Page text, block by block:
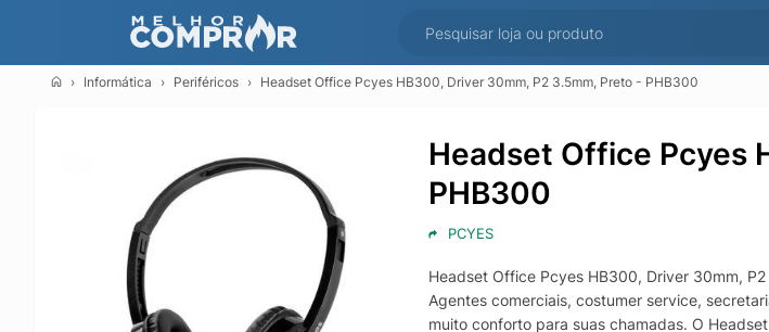
Informática Periféricos Headset Office Pcyes HB300, Driver 30mm, P2 3.5mm, Preto - PHB300
Headset Office Pcyes
PHB300
PCYES
Headset Office Pcyes HB300, Driver 30mm,
Agentes comerciais, costumer service,
muito conforto para suas chamadas. O